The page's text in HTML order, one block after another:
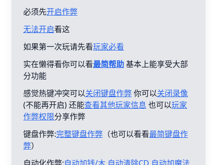
必须先开启作弊
无法开启看这
如果第一次玩请先看玩家必看
实在懒得看你可以看最简帮助基本上能享受大部
分功能
感觉热键冲突可以关闭键盘作弊你可以关闭录像
(不能再开启) 还能查看其他玩家信息 也可以玩家
作弊权限分享作弊
键盘作弊:完整键盘作弊 （也可以看看最简键盘作
弊）